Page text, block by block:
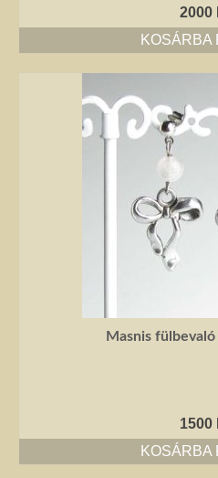
2000
KOSÁRBA
Masnis fülbevaló
1500
KOSÁRBA